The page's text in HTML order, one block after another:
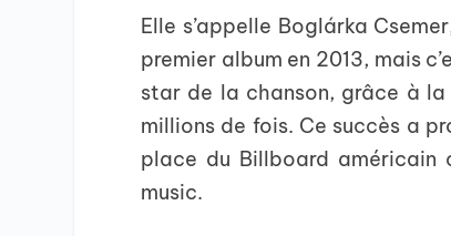
Elle s’appelle Boglárka
premier album en 2013, mais
star de la chanson, grâce à
millions de fois. Ce succès a
place du Billboard américain
music.